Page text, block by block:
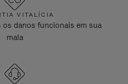
VITALÍCIA
danos funcionais em sua
mala